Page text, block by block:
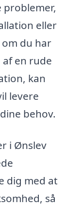
eller
du har
en rude
kan
levere
behov.
i Ønslev
dig med at
så